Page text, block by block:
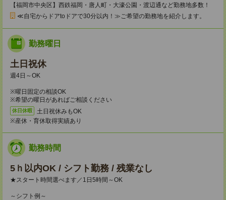
【福岡市中央区】西鉄福岡・唐人町・大濠公園・渡辺通など勤務地多数！
≪自宅からドアtoドアで30分以内！≫ご希望の勤務地を紹介します。
勤務曜日
土日祝休
週4日～OK
※曜日固定の相談OK
※希望の曜日があればご相談ください
休日休暇
土日祝休みもOK
※産休・育休取得実績あり
勤務時間
5ｈ以内OK / シフト勤務 / 残業なし
★スタート時間選べます／1日5時間～OK
～シフト例～